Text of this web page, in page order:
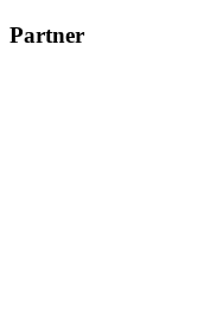
Partner